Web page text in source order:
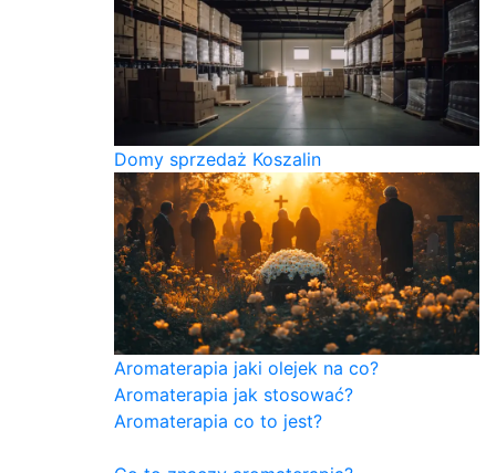
Domy sprzedaż Koszalin
Aromaterapia jaki olejek na co?
Aromaterapia jak stosować?
Aromaterapia co to jest?